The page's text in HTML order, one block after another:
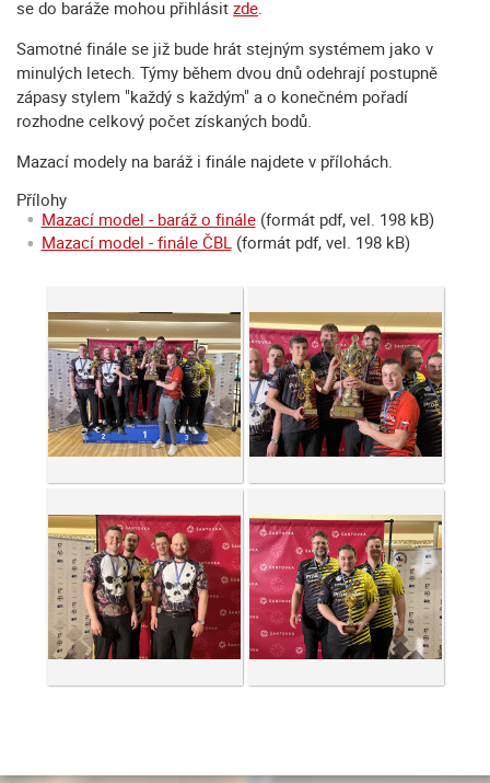
se do baráže mohou přihlásit zde
Samotné finále se již bude hrát stejným systémem jako v
minulých letech. Týmy během dvou dnů odehrají postupně
zápasy stylem "každý s každým" a o konečném pořadí
rozhodne celkový počet získaných bodů.
Mazací modely na baráž i finále najdete v přílohách.
Přílohy
Mazací model - baráž o finále(formát pdf, vel. 198 kB)
Mazací model - finále ČBL(formát pdf, vel. 198 kB)